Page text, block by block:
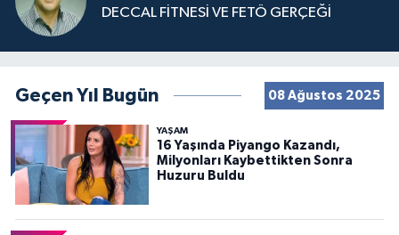
DECCAL FİTNESİ VE FETÖ GERÇEĞİ
Geçen Yıl Bugün 08 Ağustos 2025
YAŞAM
16 Yaşında Piyango Kazandı,
Milyonları Kaybettikten Sonra
Huzuru Buldu